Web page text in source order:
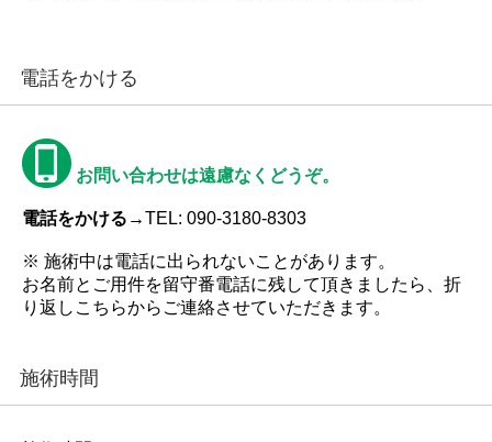
電話をかける
お問い合わせは遠慮なくどうぞ。
電話をかける→TEL: 090-3180-8303
※ 施術中は電話に出られないことがあります。
お名前とご用件を留守番電話に残して頂きましたら、折
り返しこちらからご連絡させていただきます。
施術時間